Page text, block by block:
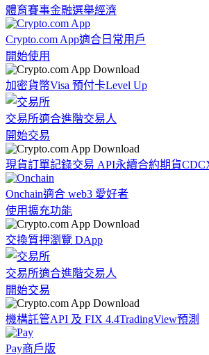
體育賽事金融選舉經濟
Crypto.com App適合日常用戶
開始使用
加密貨幣Visa 預付卡Level Up
交易所適合進階交易人
開始交易
現貨訂單記錄交易 API永續合約期貨
Onchain適合 web3 愛好者
使用擴充功能
交換質押瀏覽 DApp
交易所適合進階交易人
開始交易
機構託管API 及 FIX 4.4TradingView預測
Pay商戶版